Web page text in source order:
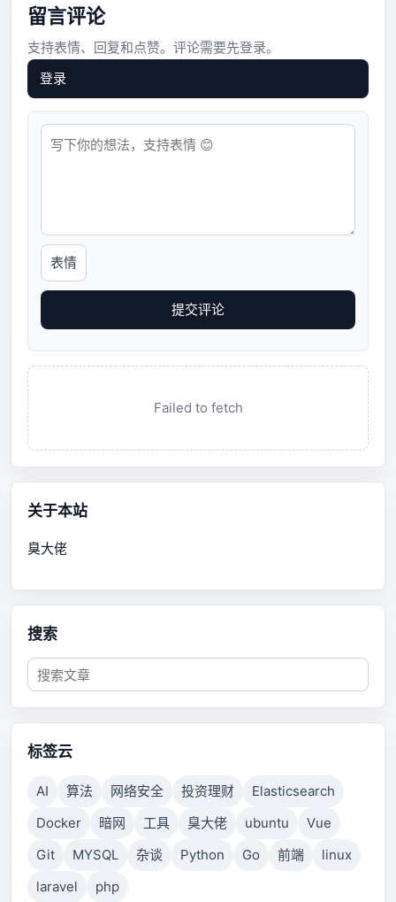
留言评论
支持表情、回复和点赞。评论需要先登录。
登录
表情
提交评论
Failed to fetch
关于本站
臭大佬
搜索
标签云
AI 算法 网络安全 投资理财
Elasticsearch
Docker
暗网 工具 臭大佬 ubuntu
Vue
Git
MYSQL 杂谈 Python Go 前端
linux
laravel
php